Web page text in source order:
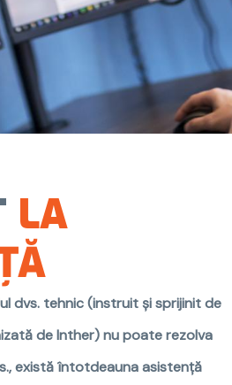
LA
dvs. tehnic (instruit și sprijinit de
de Inther) nu poate rezolva
există întotdeauna asistență